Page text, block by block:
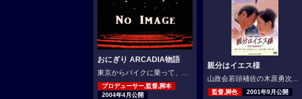
おにぎり ARCADIA物語
東京からバイクに乗って、...
プロデューサー,監督,脚本
2004年4月公開
親分はイエス様
山政会若頭補佐の木原勇次...
監督,脚色 2001年9月公開